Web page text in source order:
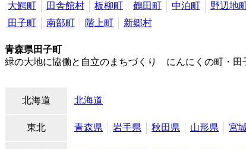
大鰐町
田舎館村 板柳町 鶴田町 中泊町 野辺地
田子町
南部町 階上町 新郷村
青森県田子町
緑の大地に協働と自立のまちづくり にんにくの町・田
北海道 北海道
東北 青森県 岩手県 秋田県 山形県 宮